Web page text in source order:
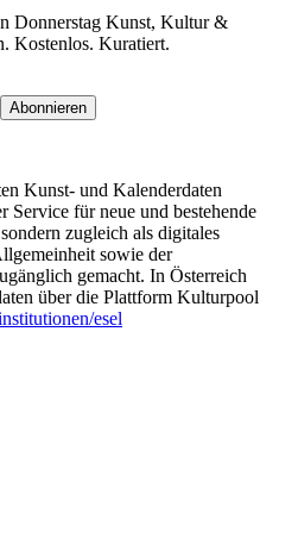
jeden Tag wiederkehrt, das
das Allgemeine,
das
wie soll man sich seiner
befragen, wie es beschreiben?
auf, wir laufen Treppen
Tisch um zu essen, wir legen
Wo? Wann? Warum?
Sie eine andere Straße.
Donnerstag Kunst, Kultur &
Kostenlos. Kuratiert.
Abonnieren
Kunst- und Kalenderdaten
Service für neue und bestehende
zugleich als digitales
sowie der
gemacht. In Österreich
über die Plattform Kulturpool
esel